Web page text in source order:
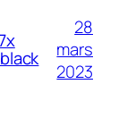
28
mars
2023